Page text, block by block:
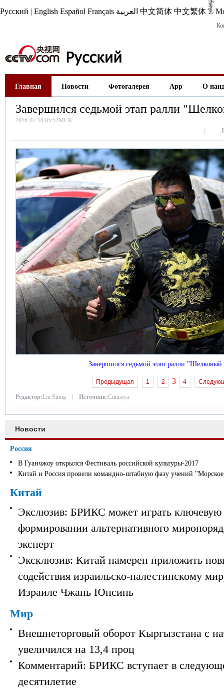
Русский | English Español Français العربية 中文简体 中文繁体
Главная Новости Фотогалерея App О
Завершился седьмой этап ралли
2016-07-18 05:52МСК
Завершился седьмой этап ралли "Шелковый
Предыдущая 1 2 3 4
Редактор:Liu Siting | Источник:Синьхуа
Новости
Россия
В Гуанчжоу открылся Фестиваль российской культуры-2017
Китай и Россия провели командно-штабную фазу учений
Китай
Экслюзив: БРИКС может играть ключевую
формировании альтернативного
эксперт
Эксклюзив: Китай намерен приложить
содействия израильско-палестинскому
Израиле Чжань Юнсинь
Мир
Внешнеторговый оборот Кыргызстана с
увеличился на 13,4 проц
Комментарий: БРИКС вступает в
десятилетие